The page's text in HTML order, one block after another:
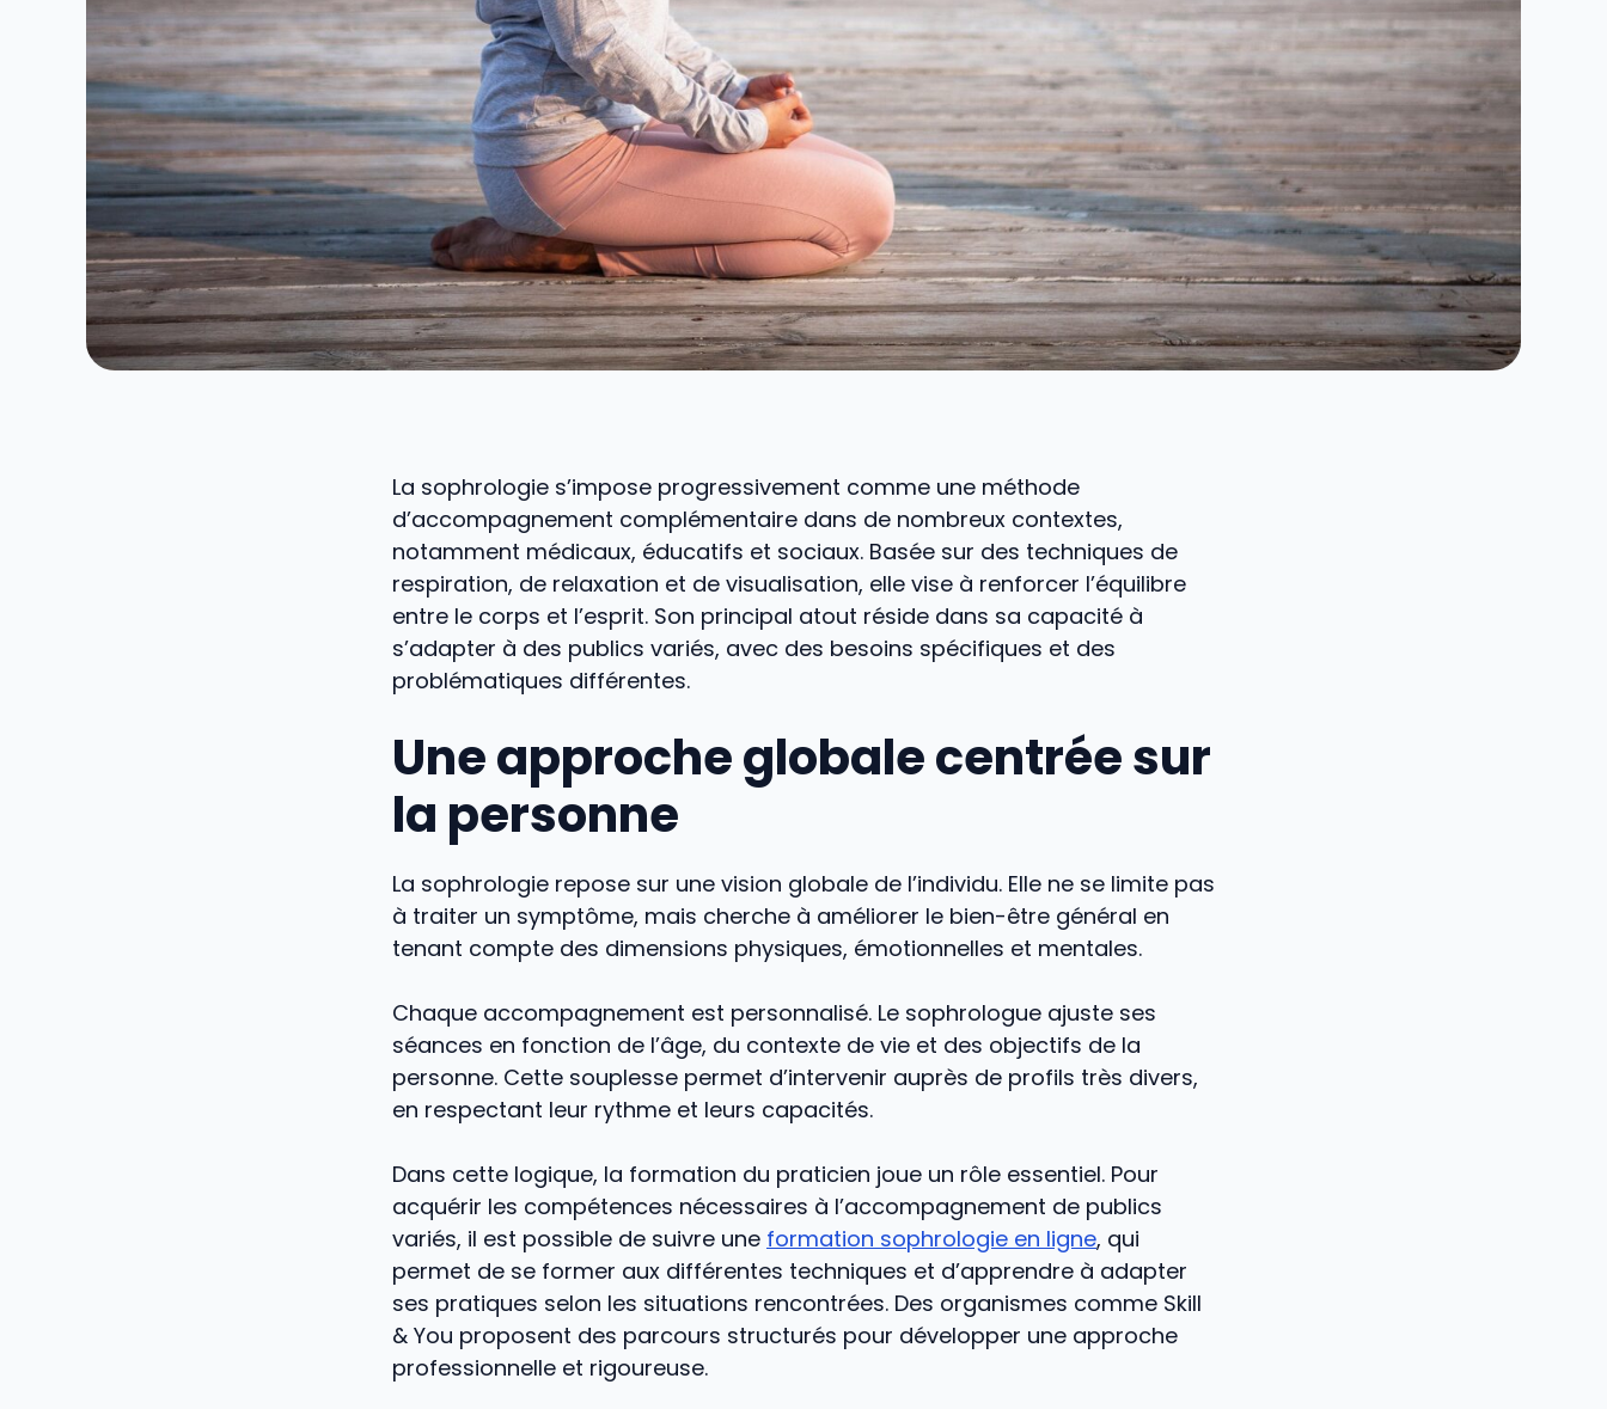
La sophrologie s’impose progressivement comme une méthode
d’accompagnement complémentaire dans de nombreux contextes,
notamment médicaux, éducatifs et sociaux. Basée sur des techniques de
respiration, de relaxation et de visualisation, elle vise à renforcer l’équilibre
entre le corps et l’esprit. Son principal atout réside dans sa capacité à
s’adapter à des publics variés, avec des besoins spécifiques et des
problématiques différentes.
Une approche globale centrée sur
la personne
La sophrologie repose sur une vision globale de l’individu. Elle ne se limite pas
à traiter un symptôme, mais cherche à améliorer le bien-être général en
tenant compte des dimensions physiques, émotionnelles et mentales.
Chaque accompagnement est personnalisé. Le sophrologue ajuste ses
séances en fonction de l’âge, du contexte de vie et des objectifs de la
personne. Cette souplesse permet d’intervenir auprès de profils très divers,
en respectant leur rythme et leurs capacités.
Dans cette logique, la formation du praticien joue un rôle essentiel. Pour
acquérir les compétences nécessaires à l’accompagnement de publics
variés, il est possible de suivre une formation sophrologie en ligne, qui
permet de se former aux différentes techniques et d’apprendre à adapter
ses pratiques selon les situations rencontrées. Des organismes comme Skill
& You proposent des parcours structurés pour développer une approche
professionnelle et rigoureuse.